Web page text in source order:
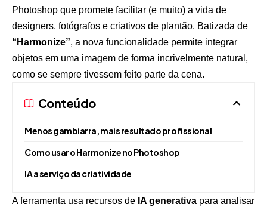
Photoshop que promete facilitar (e muito) a vida de
designers, fotógrafos e criativos de plantão. Batizada de
“Harmonize”, a nova funcionalidade permite integrar
objetos em uma imagem de forma incrivelmente natural,
como se sempre tivessem feito parte da cena.
Conteúdo
Menos gambiarra, mais resultado profissional
Como usar o Harmonize no Photoshop
IA a serviço da criatividade
A ferramenta usa recursos de IA generativa para analisar